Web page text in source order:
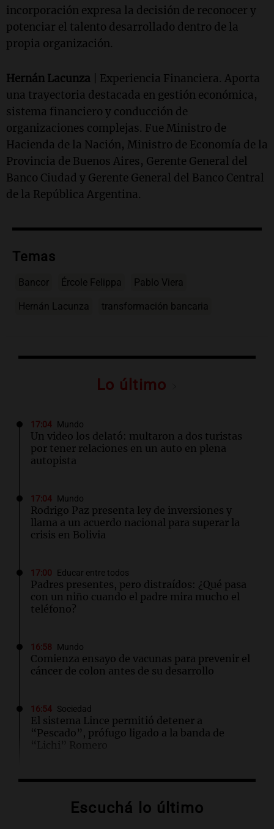
incorporación expresa la decisión de reconocer y
potenciar el talento desarrollado dentro de la
propia organización.
Hernán Lacunza | Experiencia Financiera. Aporta
una trayectoria destacada en gestión económica,
sistema financiero y conducción de
organizaciones complejas. Fue Ministro de
Hacienda de la Nación, Ministro de Economía de la
Provincia de Buenos Aires, Gerente General del
Banco Ciudad y Gerente General del Banco Central
de la República Argentina.
Temas
Bancor Ércole Felippa Pablo Viera
Hernán Lacunza transformación bancaria
Lo último
17:04 Mundo
Un video los delató: multaron a dos turistas
por tener relaciones en un auto en plena
autopista
17:04 Mundo
Rodrigo Paz presenta ley de inversiones y
llama a un acuerdo nacional para superar la
crisis en Bolivia
17:00 Educar entre todos
Padres presentes, pero distraídos: ¿Qué pasa
con un niño cuando el padre mira mucho el
teléfono?
16:58 Mundo
Comienza ensayo de vacunas para prevenir el
cáncer de colon antes de su desarrollo
16:54 Sociedad
El sistema Lince permitió detener a
“Pescado”, prófugo ligado a la banda de
“Lichi” Romero
16:53 Mundo
de los estadounidenses, según reciente
Escuchá lo último